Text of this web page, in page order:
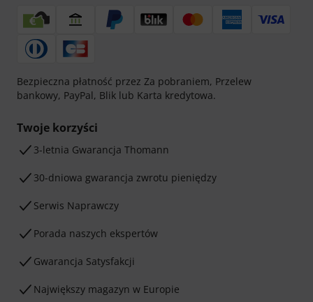
Bezpieczna płatność przez Za pobraniem, Przelew
bankowy, PayPal, Blik lub Karta kredytowa.
Twoje korzyści
3-letnia Gwarancja Thomann
30-dniowa gwarancja zwrotu pieniędzy
Serwis Naprawczy
Porada naszych ekspertów
Gwarancja Satysfakcji
Największy magazyn w Europie